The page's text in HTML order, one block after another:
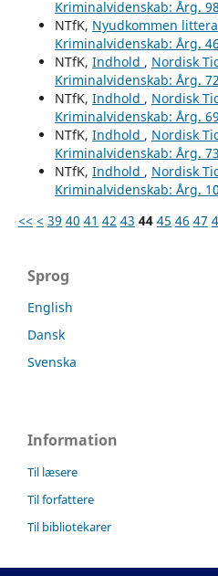
Kriminalvidenskab: Årg.
NTfK, Nyudkommen
Kriminalvidenskab: Årg.
NTfK, Indhold , Nordisk
Kriminalvidenskab: Årg.
NTfK, Indhold , Nordisk
Kriminalvidenskab: Årg.
NTfK, Indhold , Nordisk
Kriminalvidenskab: Årg.
NTfK, Indhold , Nordisk
Kriminalvidenskab: Årg.
<< < 39 40 41 42 43 44 45 46 47
Sprog
English
Dansk
Svenska
Information
Til læsere
Til forfattere
Til bibliotekarer